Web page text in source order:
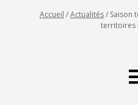
Accueil /Actualités/ Saison
territoires